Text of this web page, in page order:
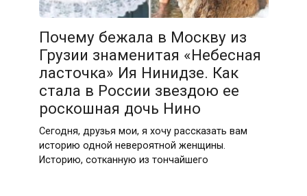
Почему бежала в Москву из
Грузии знаменитая «Небесная
ласточка» Ия Нинидзе. Как
стала в России звездою ее
роскошная дочь Нино
Сегодня, друзья мои, я хочу рассказать вам
историю одной невероятной женщины.
Историю, сотканную из тончайшего